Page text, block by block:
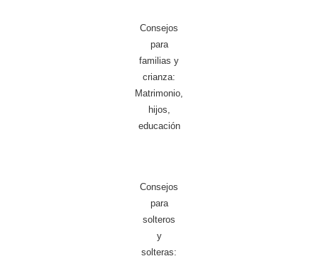
Consejos
para
familias y
crianza:
Matrimonio,
hijos,
educación
Consejos
para
solteros
y
solteras: